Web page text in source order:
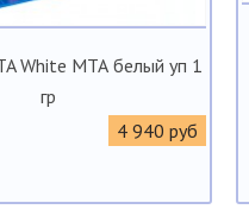
White МТА белый уп 1
гр
4 940 руб